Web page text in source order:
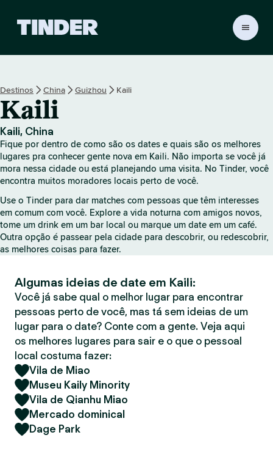
a
c
i
a
l
o
T
i
n
r
Destinos China Guizhou Kaili
Kaili
Kaili, China
Fique por dentro de como são os dates e quais são os melhores
lugares pra conhecer gente nova em Kaili. Não importa se você já
mora nessa cidade ou está planejando uma visita. No Tinder, você
encontra muitos moradores locais perto de você.
Use o Tinder para dar matches com pessoas que têm interesses
em comum com você. Explore a vida noturna com amigos novos,
tome um drink em um bar local ou marque um date em um café.
Outra opção é passear pela cidade para descobrir, ou redescobrir,
as melhores coisas para fazer.
Algumas ideias de date em Kaili:
Você já sabe qual o melhor lugar para encontrar
pessoas perto de você, mas tá sem ideias de um
lugar para o date? Conte com a gente. Veja aqui
os melhores lugares para sair e o que o pessoal
local costuma fazer:
Vila de Miao
Museu Kaily Minority
Vila de Qianhu Miao
Mercado dominical
Dage Park